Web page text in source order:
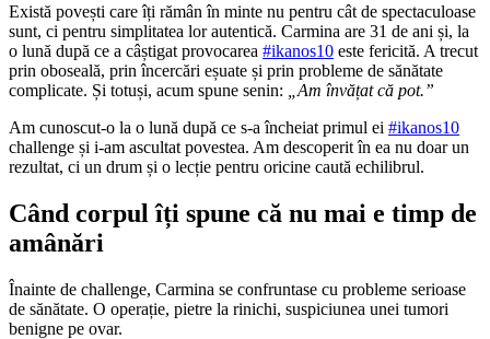
Există povești care îți rămân în minte nu pentru cât de spectaculoase
sunt, ci pentru simplitatea lor autentică. Carmina are 31 de ani și, la
o lună după ce a câștigat provocarea #ikanos10 este fericită. A trecut
prin oboseală, prin încercări eșuate și prin probleme de sănătate
complicate. Și totuși, acum spune senin:
„Am învățat că pot.”
Am cunoscut-o la o lună după ce s-a încheiat primul ei #ikanos10
challenge și i-am ascultat povestea. Am descoperit în ea nu doar un
rezultat, ci un drum și o lecție pentru oricine caută echilibrul.
Când corpul îți spune că nu mai e timp de
amânări
Înainte de challenge, Carmina se confruntase cu probleme serioase
de sănătate. O operație, pietre la rinichi, suspiciunea unei tumori
benigne pe ovar.